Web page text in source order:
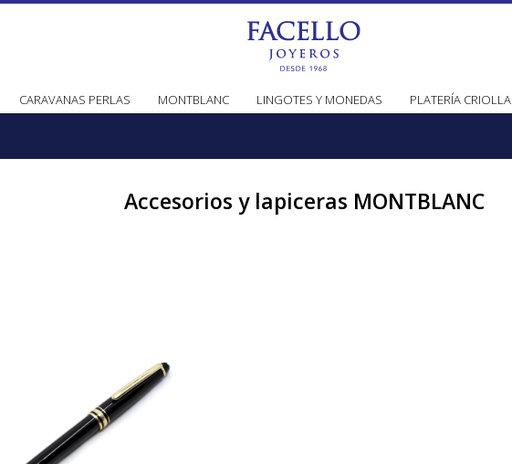
CARAVANAS PERLAS MONTBLANC LINGOTES Y MONEDAS PLATERÍA CRIOLLA
Accesorios y lapiceras MONTBLANC